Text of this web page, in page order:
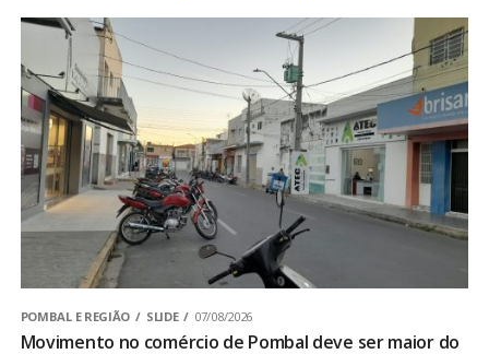
POMBAL E REGIÃO SLIDE 07/08/2026
Movimento no comércio de Pombal deve ser maior do